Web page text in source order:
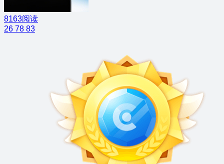
8163阅读
26 78 83